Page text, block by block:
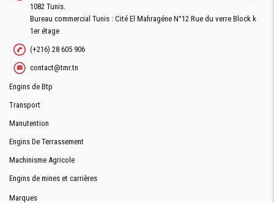
1082 Tunis.
Bureau commercial Tunis : Cité El Mahragéne N°12 Rue du verre Block k
1er étage
(+216) 28 605 906
contact@tmr.tn
Engins de Btp
Transport
Manutention
Engins De Terrassement
Machinisme Agricole
Engins de mines et carrières
Marques